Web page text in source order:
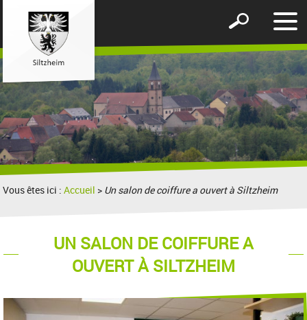
le
Afficher
formulaire
de
recherche
Vous êtes ici :Accueil > Un salon de coiffure a ouvert à Siltzheim
UN SALON DE COIFFURE A
OUVERT À SILTZHEIM